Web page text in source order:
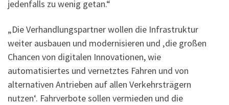
jedenfalls zu wenig getan.“
„Die Verhandlungspartner wollen die Infrastruktur
weiter ausbauen und modernisieren und ‚die großen
Chancen von digitalen Innovationen, wie
automatisiertes und vernetztes Fahren und von
alternativen Antrieben auf allen Verkehrsträgern
nutzen‘. Fahrverbote sollen vermieden und die